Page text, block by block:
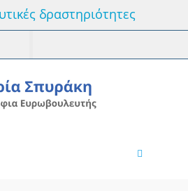
δραστηριότητες